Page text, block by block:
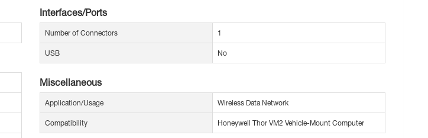
Interfaces/Ports
Number of Connectors 1
USB No
Miscellaneous
Application/Usage Wireless Data Network
Compatibility Honeywell Thor VM2 Vehicle-Mount Computer